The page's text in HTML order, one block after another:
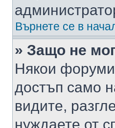
Върнете се в
» Защо не
Някои форуми
достъп само
видите,
нуждаете от